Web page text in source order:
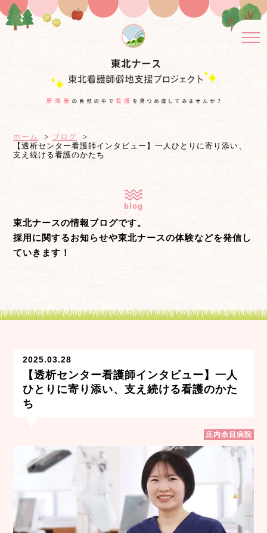
ホーム
ブログ
【透析センター看護師インタビュー】一人ひとりに寄り添い、
支え続ける看護のかたち
blog
東北ナースの情報ブログです。
採用に関するお知らせや東北ナースの体験などを発信し
ていきます！
2025.03.28
【透析センター看護師インタビュー】一人
ひとりに寄り添い、支え続ける看護のかた
ち
庄内余目病院